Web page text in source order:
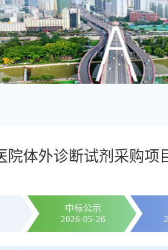
院体外诊断试剂采购项
中标公示
2026-05-26